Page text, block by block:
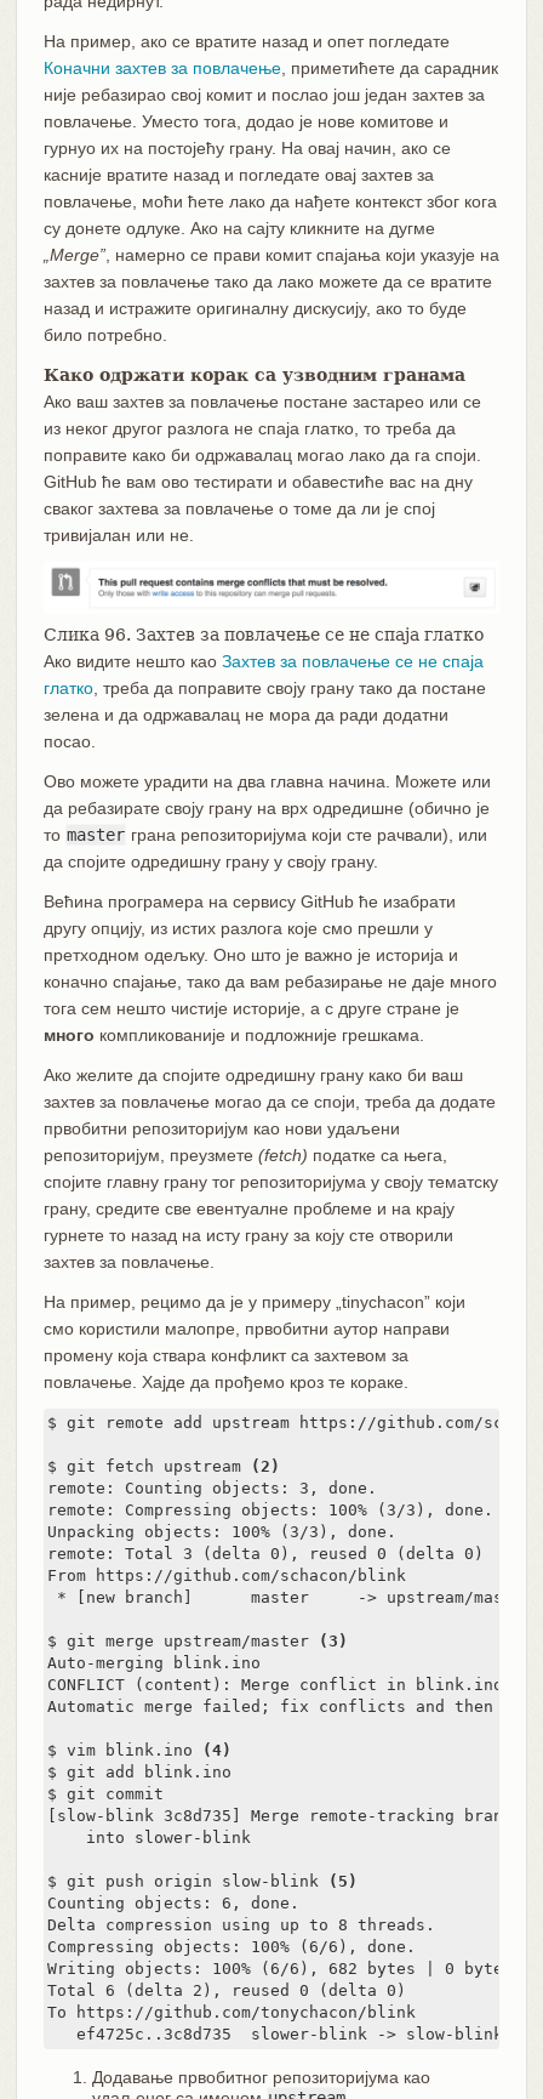
На пример, ако се вратите назад и опет погледате
Коначни захтев за повлачење, приметићете да сарадник
није ребазирао свој комит и послао још један захтев за
повлачење. Уместо тога, додао је нове комитове и
гурнуо их на постојећу грану. На овај начин, ако се
касније вратите назад и погледате овај захтев за
повлачење, моћи ћете лако да нађете контекст због кога
су донете одлуке. Ако на сајту кликните на дугме
„Merge”, намерно се прави комит спајања који указује на
захтев за повлачење тако да лако можете да се вратите
назад и истражите оригиналну дискусију, ако то буде
било потребно.
Како одржати корак са узводним гранама
Ако ваш захтев за повлачење постане застарео или се
из неког другог разлога не спаја глатко, то треба да
поправите како би одржавалац могао лако да га споји.
GitHub ће вам ово тестирати и обавестиће вас на дну
сваког захтева за повлачење о томе да ли је спој
тривијалан или не.
Слика 96. Захтев за повлачење се не спаја глатко
Ако видите нешто као Захтев за повлачење се не спаја
глатко, треба да поправите своју грану тако да постане
зелена и да одржавалац не мора да ради додатни
посао.
Ово можете урадити на два главна начина. Можете или
да ребазирате своју грану на врх одредишне (обично је
то master грана репозиторијума који сте рачвали), или
да спојите одредишну грану у своју грану.
Већина програмера на сервису GitHub ће изабрати
другу опцију, из истих разлога које смо прешли у
претходном одељку. Оно што је важно је историја и
коначно спајање, тако да вам ребазирање не даје много
тога сем нешто чистије историје, а с друге стране је
много компликованије и подложније грешкама.
Ако желите да спојите одредишну грану како би ваш
захтев за повлачење могао да се споји, треба да додате
првобитни репозиторијум као нови удаљени
репозиторијум, преузмете (fetch) податке са њега,
спојите главну грану тог репозиторијума у своју тематску
грану, средите све евентуалне проблеме и на крају
гурнете то назад на исту грану за коју сте отворили
захтев за повлачење.
На пример, рецимо да је у примеру „tinychacon” који
смо користили малопре, првобитни аутор направи
промену која ствара конфликт са захтевом за
повлачење. Хајде да прођемо кроз те кораке.
$ git remote add upstream https://github.com/
$ git fetch upstream
(2)
remote: Counting objects: 3, done.
remote: Compressing objects: 100% (3/3), done.
Unpacking objects: 100% (3/3), done.
remote: Total 3 (delta 0), reused 0 (delta 0)
From https://github.com/schacon/blink
* [new branch]      master     -> upstream/master
$ git merge upstream/master
(3)
Auto-merging blink.ino
CONFLICT (content): Merge conflict in blink.ino
Automatic merge failed; fix conflicts and then
$ vim blink.ino
(4)
$ git add blink.ino
$ git commit
[slow-blink 3c8d735] Merge remote-tracking branch
    into slower-blink
$ git push origin slow-blink
(5)
Counting objects: 6, done.
Delta compression using up to 8 threads.
Compressing objects: 100% (6/6), done.
Writing objects: 100% (6/6), 682 bytes | 0 bytes/s,
Total 6 (delta 2), reused 0 (delta 0)
To https://github.com/tonychacon/blink
   ef4725c..3c8d735  slower-blink -> slow-blink
Додавање првобитног репозиторијума као